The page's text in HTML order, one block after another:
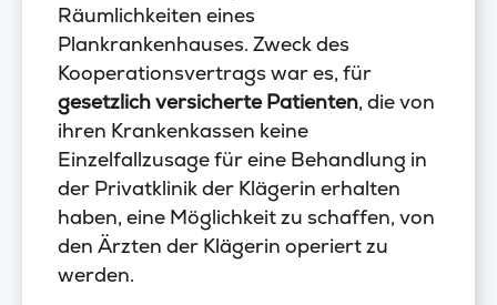
Räumlichkeiten eines
Plankrankenhauses. Zweck des
Kooperationsvertrags war es, für
gesetzlich versicherte Patienten, die von
ihren Krankenkassen keine
Einzelfallzusage für eine Behandlung in
der Privatklinik der Klägerin erhalten
haben, eine Möglichkeit zu schaffen, von
den Ärzten der Klägerin operiert zu
werden.